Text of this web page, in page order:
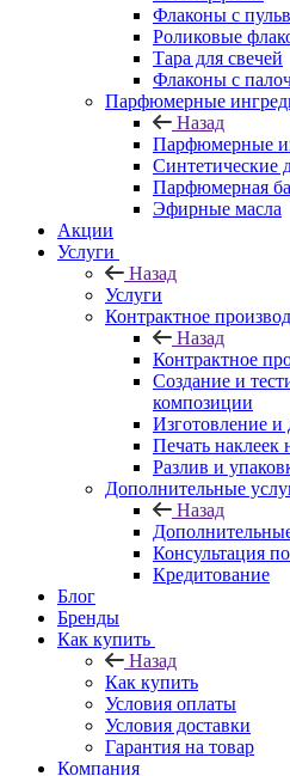
Флаконы с
Роликовые
Тара для свечей
Флаконы с
Парфюмерные
Назад
Парфюмерные
Синтетические
Парфюмерная
Эфирные масла
Акции
Услуги
Назад
Услуги
Контрактное
Назад
Контрактное
Создание и
композиции
Изготовление и
Печать наклеек
Разлив и
Дополнительные
Назад
Консультация
Кредитование
Блог
Бренды
Как купить
Назад
Как купить
Условия оплаты
Условия доставки
Гарантия на товар
Компания